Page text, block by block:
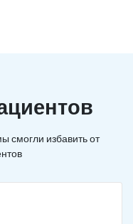
смогли избавить от